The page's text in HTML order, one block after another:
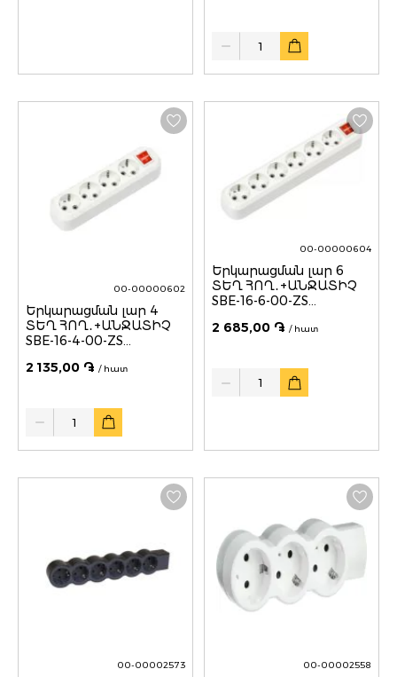
Quantity
00-00000602
Երկարացման լար 4
ՏԵՂ ՀՈՂ․+ԱՆՋԱՏԻՉ
SBE-16-4-00-ZS
2 135,00 ֏ / հատ
Quantity
00-00000604
Երկարացման լար 6
ՏԵՂ ՀՈՂ․+ԱՆՋԱՏԻՉ
SBE-16-6-00-ZS
2 685,00 ֏ / հատ
Quantity
00-00002573 00-00002558